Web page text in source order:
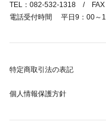
TEL：082-532-1318 / FAX
電話受付時間 平日9：00～
特定商取引法の表記
個人情報保護方針